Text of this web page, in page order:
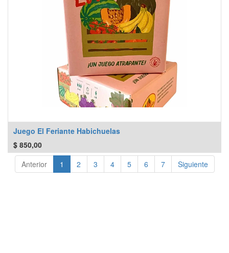
Juego El Feriante Habichuelas
$ 850,00
Anterior
1 2 3 4 5 6 7 Siguiente